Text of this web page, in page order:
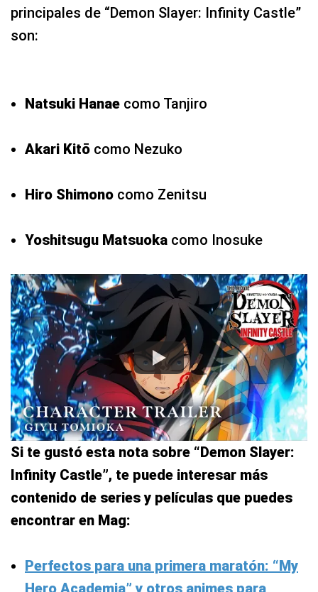
principales de “Demon Slayer: Infinity Castle”
son:
Natsuki Hanae como Tanjiro
Akari Kitō como Nezuko
Hiro Shimono como Zenitsu
Yoshitsugu Matsuoka como Inosuke
Si te gustó esta nota sobre “Demon Slayer:
Infinity Castle”, te puede interesar más
contenido de series y películas que puedes
encontrar en Mag:
Perfectos para una primera maratón: “My
Hero Academia” y otros animes para